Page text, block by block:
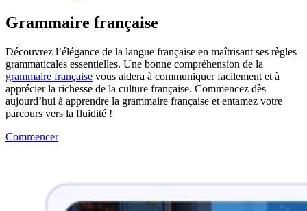
Grammaire française
Découvrez l’élégance de la langue française en maîtrisant ses règles
grammaticales essentielles. Une bonne compréhension de la
grammaire française vous aidera à communiquer facilement et à
apprécier la richesse de la culture française. Commencez dès
aujourd’hui à apprendre la grammaire française et entamez votre
parcours vers la fluidité !
Commencer